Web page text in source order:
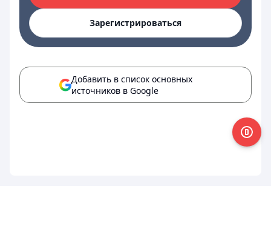
Зарегистрироваться
Добавить в список основных
источников в Google